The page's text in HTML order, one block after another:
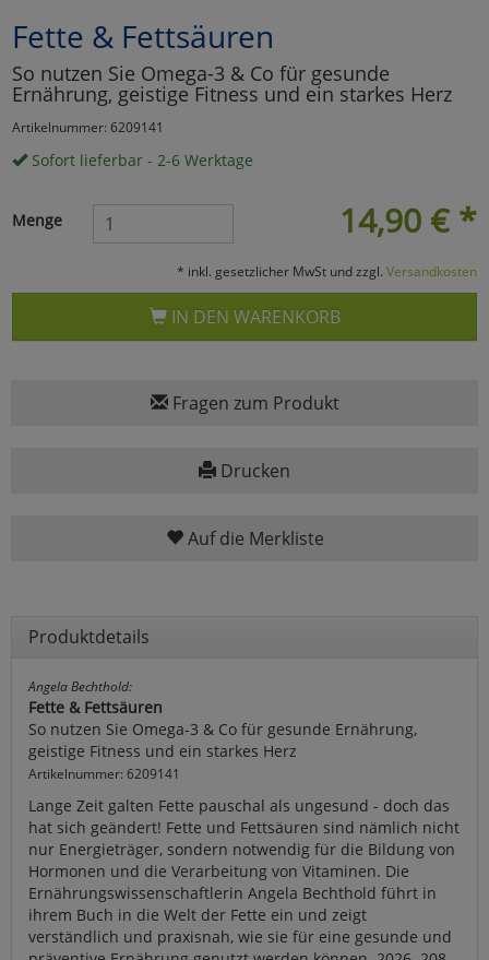
Fette & Fettsäuren
So nutzen Sie Omega-3 & Co für gesunde
Ernährung, geistige Fitness und ein starkes Herz
Artikelnummer: 6209141
Sofort lieferbar - 2-6 Werktage
14,90 € *
Menge
* inkl. gesetzlicher MwSt und zzgl. Versandkosten
IN DEN WARENKORB
Fragen zum Produkt
Drucken
Auf die Merkliste
Produktdetails
Angela Bechthold:
Fette & Fettsäuren
So nutzen Sie Omega-3 & Co für gesunde Ernährung,
geistige Fitness und ein starkes Herz
Artikelnummer: 6209141
Lange Zeit galten Fette pauschal als ungesund - doch das
hat sich geändert! Fette und Fettsäuren sind nämlich nicht
nur Energieträger, sondern notwendig für die Bildung von
Hormonen und die Verarbeitung von Vitaminen. Die
Ernährungswissenschaftlerin Angela Bechthold führt in
ihrem Buch in die Welt der Fette ein und zeigt
verständlich und praxisnah, wie sie für eine gesunde und
Marketing
Umfragetools
zurückzu Haupptseite